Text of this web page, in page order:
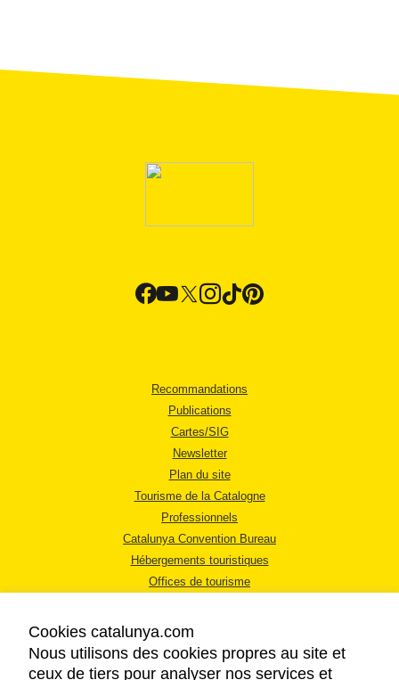
Recommandations
Publications
Cartes/SIG
Newsletter
Plan du site
Tourisme de la Catalogne
Professionnels
Catalunya Convention Bureau
Hébergements touristiques
Offices de tourisme
Cookies catalunya.com
Nous utilisons des cookies propres au site et
ceux de tiers pour analyser nos services et